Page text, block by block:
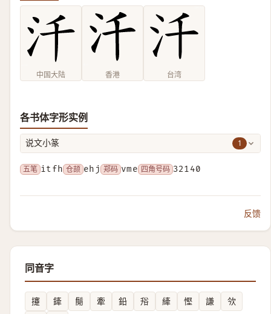
中国大陆 香港 台湾
各书体字形实例
说文小篆 1
五笔 itfh 仓颉 ehj 郑码 vme 四角号码 32140
反馈
同音字
攓 鏲 鬜 牽 鉛 谸 縴 慳 謙
欦